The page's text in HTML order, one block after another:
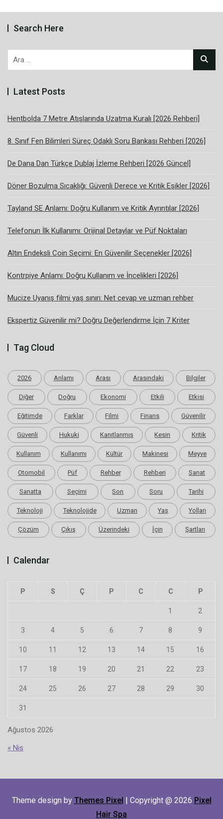
Search Here
Arama:
Latest Posts
Hentbolda 7 Metre Atışlarında Uzatma Kuralı [2026 Rehberi]
8. Sınıf Fen Bilimleri Süreç Odaklı Soru Bankası Rehberi [2026]
De Dana Dan Türkçe Dublaj İzleme Rehberi [2026 Güncel]
Döner Bozulma Sıcaklığı: Güvenli Derece ve Kritik Eşikler [2026]
Tayland SE Anlamı: Doğru Kullanım ve Kritik Ayrıntılar [2026]
Telefonun İlk Kullanımı: Orijinal Detaylar ve Püf Noktaları
Altın Endeksli Coin Seçimi: En Güvenilir Seçenekler [2026]
Kontrpiye Anlamı: Doğru Kullanım ve İncelikleri [2026]
Mucize Uyanış filmi yaş sınırı: Net cevap ve uzman rehber
Ekspertiz Güvenilir mi? Doğru Değerlendirme İçin 7 Kriter
Tag Cloud
2026 Anlamı Arası Arasındaki Bilgiler
Diğer Doğru Ekonomi Etkili Etkisi
Eğitimde Farklar Filmi Finans Güvenilir
Güvenli Hukuki Kanıtlanmış Kesin Kritik
Kullanım Kullanımı Kültür Makinesi Meyve
Otomobil Püf Rehber Rehberi Sanat
Sanatta Seçimi Son Soru Tarihi
Teknoloji Teknolojide Uzman Yaş Yolları
Çözüm Çıkış Üzerindeki İçin Şartları
Calendar
Ağustos 2026
P S Ç P C C P
1 2
3 4 5 6 7 8 9
10 11 12 13 14 15 16
17 18 19 20 21 22 23
24 25 26 27 28 29 30
31
« Nis
Theme design by Themes Pixel | Copyright @ 2026 Pixel
Hair Spa